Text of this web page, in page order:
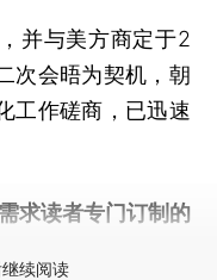
并与美方商定于2
次会晤为契机，朝
工作磋商，已迅速
求读者专门订制的
续阅读